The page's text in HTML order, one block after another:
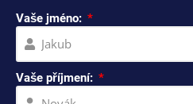
Vaše jméno:
Vaše příjmení: